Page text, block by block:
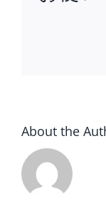
About the